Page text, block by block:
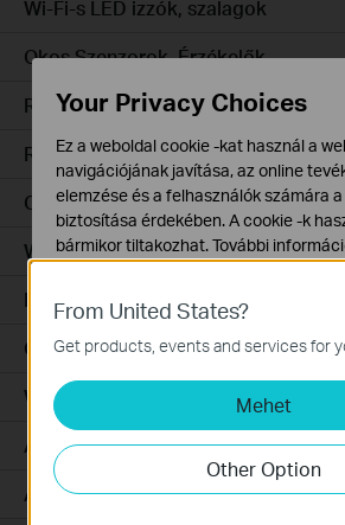
Wi-Fi-s LED izzók, szalagok
Okos Szenzorok, Érzékelők
Robotporszívók
Robotporszívó tartozékok
Ceiling Mount
Wall Plate
Desktop
Outdoor
Wireless Bridge
Aggregation
Access
From United States?
Get products, events and services for
Mehet
Other Option
Your Privacy Choices
Ez a weboldal cookie -kat használ a
navigációjának javítása, az online
elemzése és a felhasználók számára
biztosítása érdekében. A cookie -k
bármikor tiltakozhat. További
Alap Cookie-k
Ezek a cookie -k a webhely
és nem tilthatók le a rendszereiben.
Marketing és Elemző Cookie-k
Az elemző cookie -k lehetővé teszik
elemezzük weboldalunkon végzett
javítsuk és módosítsuk webhelyünk